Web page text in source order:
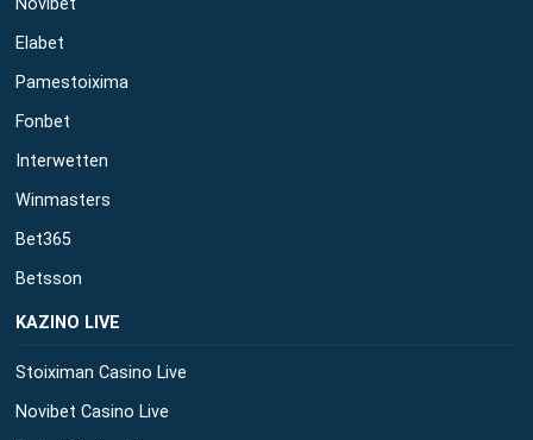
Novibet
Elabet
Pamestoixima
Fonbet
Interwetten
Winmasters
Bet365
Betsson
ΚΑΖΙΝΟ LIVE
Stoiximan Casino Live
Novibet Casino Live